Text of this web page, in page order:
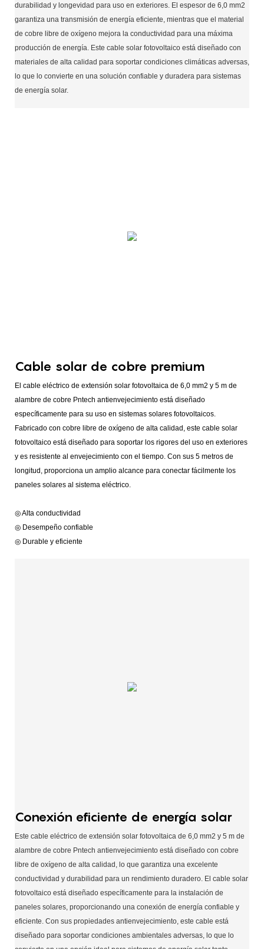
durabilidad y longevidad para uso en exteriores. El espesor de 6,0 mm2
garantiza una transmisión de energía eficiente, mientras que el material
de cobre libre de oxígeno mejora la conductividad para una máxima
producción de energía. Este cable solar fotovoltaico está diseñado con
materiales de alta calidad para soportar condiciones climáticas adversas,
lo que lo convierte en una solución confiable y duradera para sistemas
de energía solar.
Cable solar de cobre premium
El cable eléctrico de extensión solar fotovoltaica de 6,0 mm2 y 5 m de
alambre de cobre Pntech antienvejecimiento está diseñado
específicamente para su uso en sistemas solares fotovoltaicos.
Fabricado con cobre libre de oxígeno de alta calidad, este cable solar
fotovoltaico está diseñado para soportar los rigores del uso en exteriores
y es resistente al envejecimiento con el tiempo. Con sus 5 metros de
longitud, proporciona un amplio alcance para conectar fácilmente los
paneles solares al sistema eléctrico.
◎ Alta conductividad
◎ Desempeño confiable
◎ Durable y eficiente
Conexión eficiente de energía solar
Este cable eléctrico de extensión solar fotovoltaica de 6,0 mm2 y 5 m de
alambre de cobre Pntech antienvejecimiento está diseñado con cobre
libre de oxígeno de alta calidad, lo que garantiza una excelente
conductividad y durabilidad para un rendimiento duradero. El cable solar
fotovoltaico está diseñado específicamente para la instalación de
paneles solares, proporcionando una conexión de energía confiable y
eficiente. Con sus propiedades antienvejecimiento, este cable está
diseñado para soportar condiciones ambientales adversas, lo que lo